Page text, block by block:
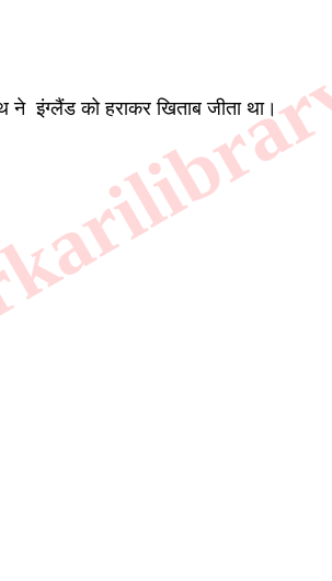
इंग्लैंड को हराकर खिताब जीता था।